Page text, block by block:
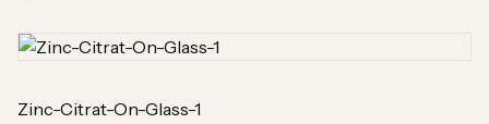
Zinc-Citrat-On-Glass-1